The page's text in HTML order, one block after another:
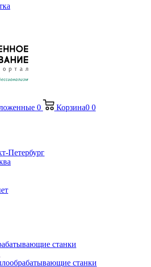
0 Корзина0 0
Петербург
станки
станки